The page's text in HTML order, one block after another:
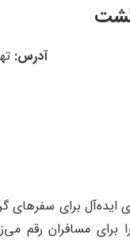
آدرس:
ایده‌آل برای
برای مسافران رقم